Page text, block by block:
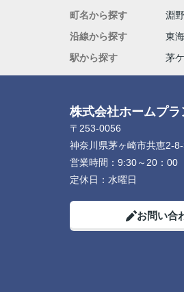
町名から探す
淵
沿線から探す
東
駅から探す
茅
株式会社ホームプラ
〒253-0056
神奈川県茅ヶ崎市共恵2-
営業時間： 9:30～20：00
定休日： 水曜日
お問い合